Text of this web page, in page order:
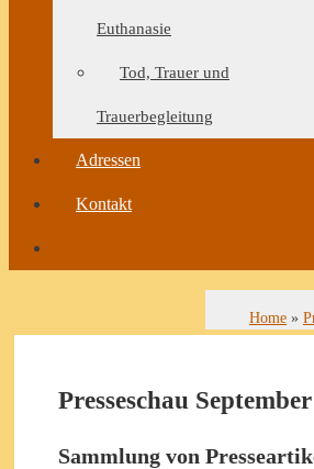
Euthanasie
Tod, Trauer und
Trauerbegleitung
Adressen
Kontakt
Home »
Presseschau
Sammlung von